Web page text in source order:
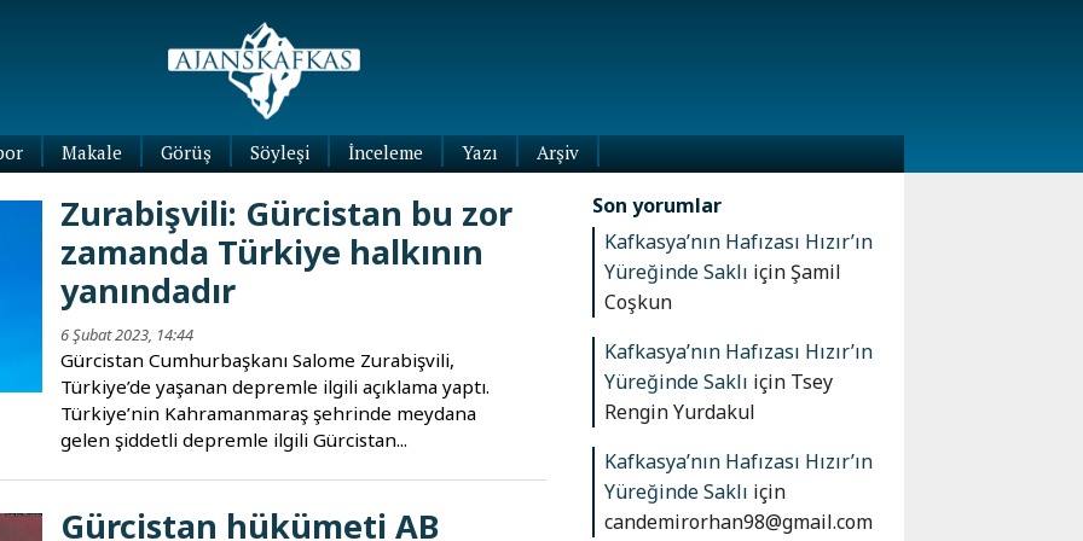
Makale Görüş Söyleşi İnceleme
Yazı
Yazıları
Blog
Arşiv
Zurabişvili: Gürcistan bu zor
zamanda Türkiye halkının
yanındadır
6 Şubat 2023, 14:44
Gürcistan Cumhurbaşkanı Salome Zurabişvili,
Türkiye’de yaşanan depremle ilgili açıklama yaptı.
Türkiye’nin Kahramanmaraş şehrinde meydana
gelen şiddetli depremle ilgili Gürcistan...
Gürcistan hükümeti AB
Son yorumlar
Kafkasya’nın Hafızası Hızır’ın
Yüreğinde Saklı içinŞamil
Coşkun
Kafkasya’nın Hafızası Hızır’ın
Yüreğinde Saklı için Tsey
Rengin Yurdakul
Kafkasya’nın Hafızası Hızır’ın
Yüreğinde Saklı için
candemirorhan98@gmail.com